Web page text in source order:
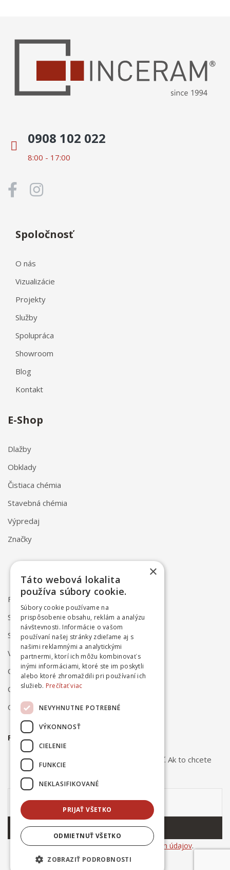
0908 102 022
8:00 - 17:00
Spoločnosť
O nás
Vizualizácie
Projekty
Služby
Spolupráca
Showroom
Blog
Kontakt
E-Shop
Dlažby
Obklady
Čistiaca chémia
Stavebná chémia
Výpredaj
Značky
FAQ
Spôsob dodania
Spôsob platby
Vrátenie a reklamácia
Odstúpenie od zmluvy online
Obchodné podmienky
Ochrana osobných údajov
PRIHLÁSTE SA NA ODBER NOVINIEK
Odber noviniek môžete kedykoľvek zrušiť. Ak to chcete
ODOBERAŤ
Súhlasím sospracovaním osobných údajov.
×
Táto webová lokalita
používa súbory cookie.
Súbory cookie používame na
prispôsobenie obsahu, reklám a analýzu
návštevnosti. Informácie o vašom
používaní našej stránky zdieľame aj s
našimi reklamnými a analytickými
partnermi, ktorí ich môžu kombinovať s
inými informáciami, ktoré ste im poskytli
alebo ktoré zhromaždili pri používaní ich
služieb. Prečítať viac
NEVYHNUTNE POTREBNÉ
VÝKONNOSŤ
CIELENIE
FUNKCIE
NEKLASIFIKOVANÉ
PRIJAŤ VŠETKO
ODMIETNUŤ VŠETKO
ZOBRAZIŤ PODROBNOSTI